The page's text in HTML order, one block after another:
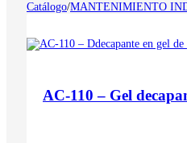
Catálogo/MANTENIMIENTO
AC-110 – Gel